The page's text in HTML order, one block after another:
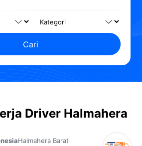
Cari
Driver Halmahera
Halmahera Barat